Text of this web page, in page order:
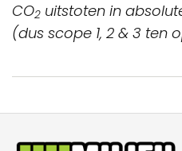
CO2 uitstoten in
(dus scope 1, 2 & 3 ten